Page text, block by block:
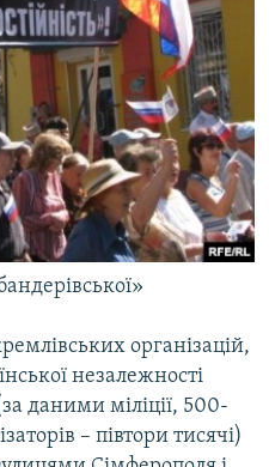
організацій,
незалежності
даними міліції, 500-
– півтори тисячі)